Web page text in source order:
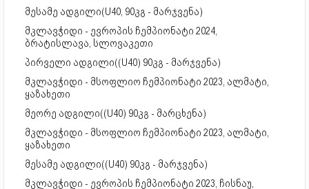
მესამე ადგილი(U40, 90კგ - მარჯვენა)
მკლავჭიდი - ევროპის ჩემპიონატი 2024,
ბრატისლავა, სლოვაკეთი
პირველი ადგილი((U40) 90კგ - მარჯვენა)
მკლავჭიდი - მსოფლიო ჩემპიონატი 2023, ალმატი,
ყაზახეთი
მეორე ადგილი((U40) 90კგ - მარცხენა)
მკლავჭიდი - მსოფლიო ჩემპიონატი 2023, ალმატი,
ყაზახეთი
მესამე ადგილი((U40) 90კგ - მარჯვენა)
მკლავჭიდი - ევროპის ჩემპიონატი 2023, ჩისნაუ,